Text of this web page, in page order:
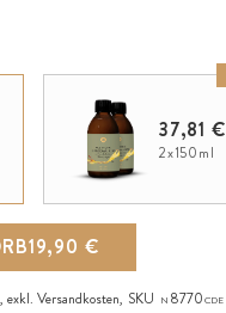
37,81 €
2x150ml
19,90 €
exkl. Versandkosten, SKU N 8770CDE